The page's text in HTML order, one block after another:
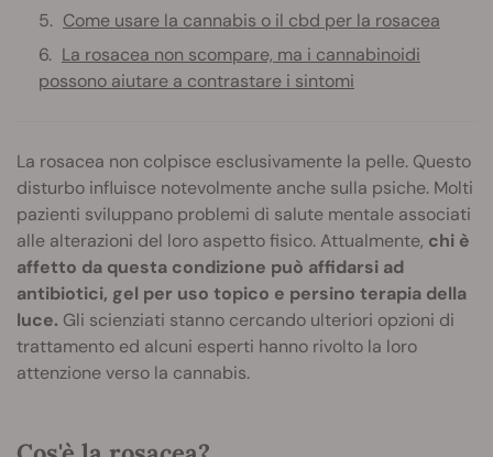
Come usare la cannabis o il cbd per la rosacea
La rosacea non scompare, ma i cannabinoidi
possono aiutare a contrastare i sintomi
La rosacea non colpisce esclusivamente la pelle. Questo
disturbo influisce notevolmente anche sulla psiche. Molti
pazienti sviluppano problemi di salute mentale associati
alle alterazioni del loro aspetto fisico. Attualmente, chi è
affetto da questa condizione può affidarsi ad
antibiotici, gel per uso topico e persino terapia della
luce. Gli scienziati stanno cercando ulteriori opzioni di
trattamento ed alcuni esperti hanno rivolto la loro
attenzione verso la cannabis.